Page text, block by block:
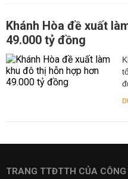
Khánh Hòa đề xuất
49.000 tỷ đồng
TRANG TTĐTTH CỦA